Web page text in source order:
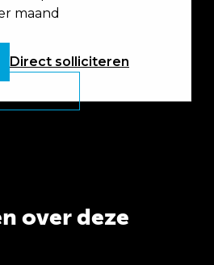
maand
Direct solliciteren
over deze